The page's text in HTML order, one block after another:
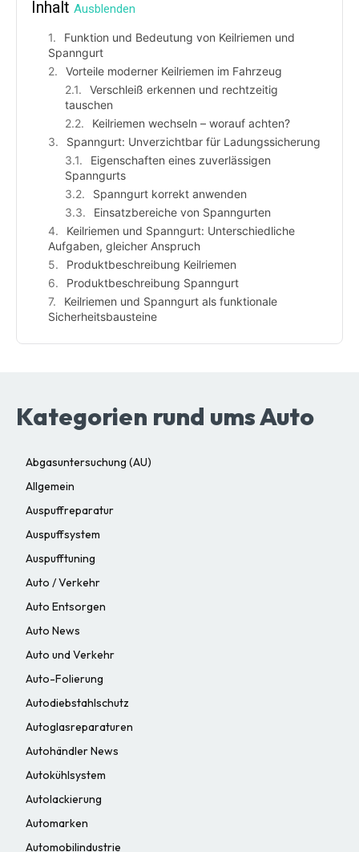
Inhalt Ausblenden
Funktion und Bedeutung von Keilriemen und
Spanngurt
Vorteile moderner Keilriemen im Fahrzeug
Verschleiß erkennen und rechtzeitig
tauschen
Keilriemen wechseln – worauf achten?
Spanngurt: Unverzichtbar für Ladungssicherung
Eigenschaften eines zuverlässigen
Spanngurts
Spanngurt korrekt anwenden
Einsatzbereiche von Spanngurten
Keilriemen und Spanngurt: Unterschiedliche
Aufgaben, gleicher Anspruch
Produktbeschreibung Keilriemen
Produktbeschreibung Spanngurt
Keilriemen und Spanngurt als funktionale
Sicherheitsbausteine
Kategorien rund ums Auto
Abgasuntersuchung (AU)
Allgemein
Auspuffreparatur
Auspuffsystem
Auspufftuning
Auto / Verkehr
Auto Entsorgen
Auto News
Auto und Verkehr
Auto-Folierung
Autodiebstahlschutz
Autoglasreparaturen
Autohändler News
Autokühlsystem
Autolackierung
Automarken
Automobilindustrie